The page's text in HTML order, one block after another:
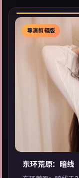
导演剪辑版
东环荒原：暗线